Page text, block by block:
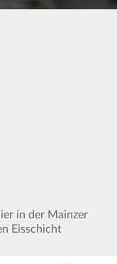
in der Mainzer
Eisschicht